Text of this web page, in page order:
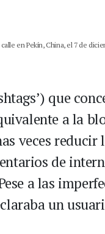
en Pekín, China, el 7 de
que
a la
veces reducir
de
a las
un